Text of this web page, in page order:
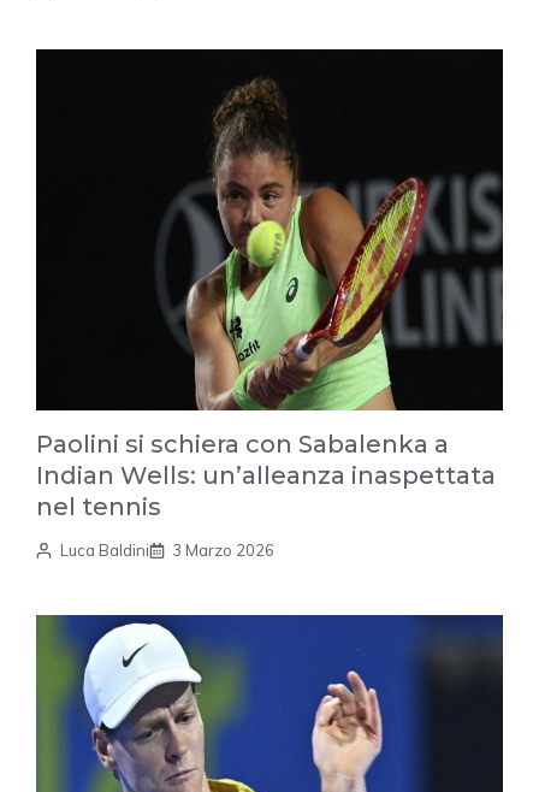
Paolini si schiera con Sabalenka a
Indian Wells: un’alleanza inaspettata
nel tennis
Luca Baldini 3 Marzo 2026